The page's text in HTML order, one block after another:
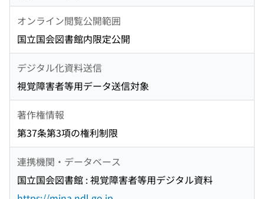
オンライン閲覧公開範囲
国立国会図書館内限定公開
デジタル化資料送信
視覚障害者等用データ送信対象
著作権情報
第37条第3項の権利制限
連携機関・データベース
国立国会図書館 : 視覚障害者等用デジタル資料